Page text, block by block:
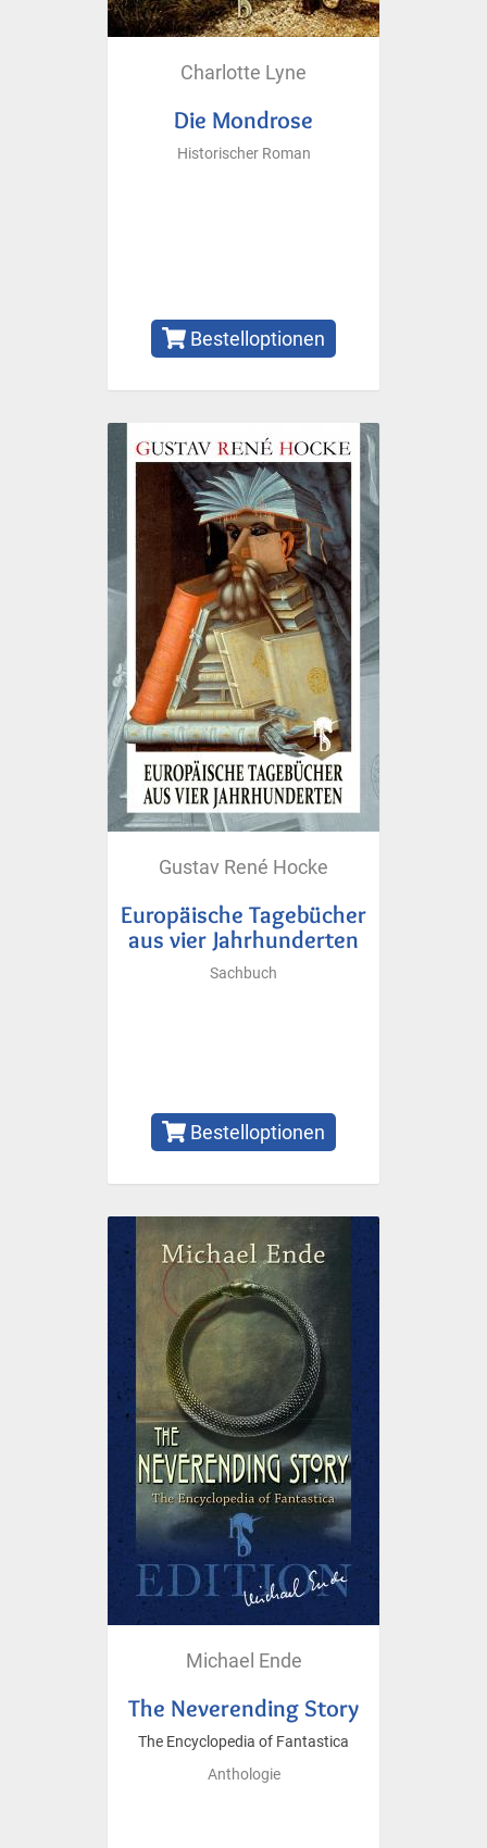
Charlotte Lyne
Die Mondrose
Historischer Roman
Bestelloptionen
Gustav René Hocke
Europäische Tagebücher
aus vier Jahrhunderten
Sachbuch
Bestelloptionen
Michael Ende
The Neverending Story
The Encyclopedia of Fantastica
Anthologie